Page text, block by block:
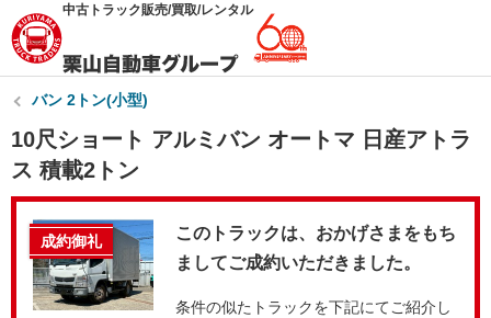
中古トラック販売/買取/レンタル
バン 2トン(小型)
10尺ショート アルミバン オートマ 日産アトラ
ス 積載2トン
成約御礼
このトラックは、おかげさまをもち
ましてご成約いただきました。
条件の似たトラックを下記にてご紹介し